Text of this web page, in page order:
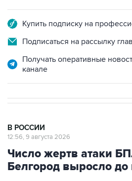
Купить подписку на
Подписаться на рассылку
Получать оперативные
канале
В РОССИИ
12:56, 9 августа 2026
Число жертв атаки
Белгород выросло до